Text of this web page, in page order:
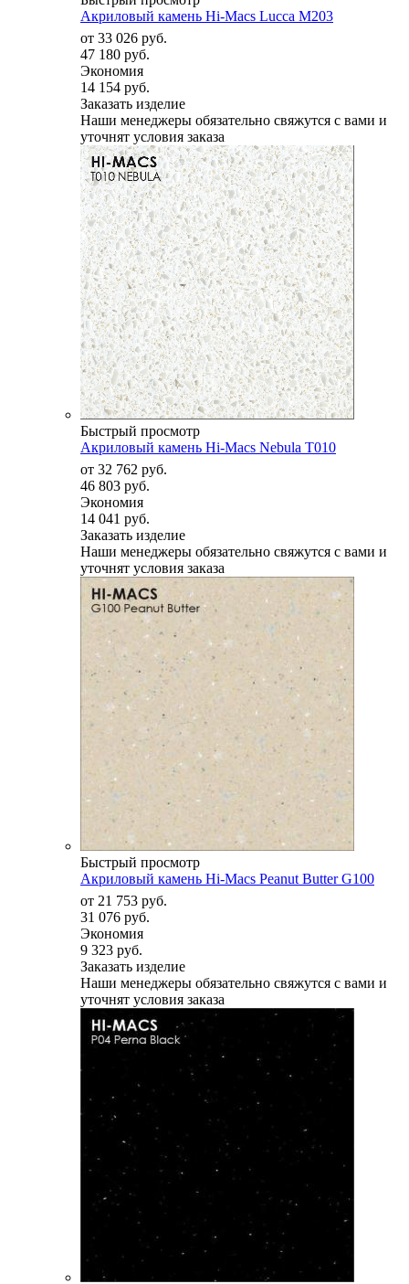
Акриловый камень Hi-Macs Lucca M203
от 33 026 руб.
47 180 руб.
Экономия
14 154 руб.
Заказать изделие
Наши менеджеры обязательно свяжутся с вами и
уточнят условия заказа
Быстрый просмотр
Акриловый камень Hi-Macs Nebula T010
от 32 762 руб.
46 803 руб.
Экономия
14 041 руб.
Заказать изделие
Наши менеджеры обязательно свяжутся с вами и
уточнят условия заказа
Быстрый просмотр
Акриловый камень Hi-Macs Peanut Butter G100
от 21 753 руб.
31 076 руб.
Экономия
9 323 руб.
Заказать изделие
Наши менеджеры обязательно свяжутся с вами и
уточнят условия заказа